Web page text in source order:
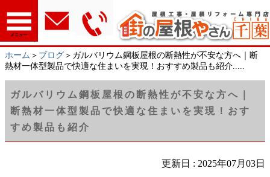
メニュー
ホーム ＞ ブログ ＞ガルバリウム鋼板屋根の断熱性が不安な方へ｜断
熱材一体型製品で快適な住まいを実現！おすすめ製品も紹介.....
ガルバリウム鋼板屋根の断熱性が不安な方へ｜
断熱材一体型製品で快適な住まいを実現！おす
すめ製品も紹介
更新日 : 2025年07月03日